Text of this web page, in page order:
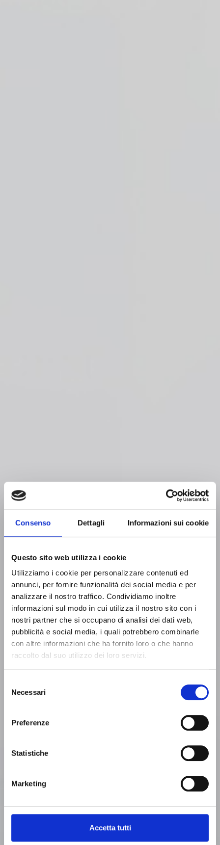
Consenso Dettagli Informazioni sui cookie
Questo sito web utilizza i cookie
Utilizziamo i cookie per personalizzare contenuti ed
annunci, per fornire funzionalità dei social media e per
analizzare il nostro traffico. Condividiamo inoltre
informazioni sul modo in cui utilizza il nostro sito con i
nostri partner che si occupano di analisi dei dati web,
pubblicità e social media, i quali potrebbero combinarle
con altre informazioni che ha fornito loro o che hanno
raccolto dal suo utilizzo dei loro servizi.
delNecessari
Preferenze
Statistiche
Marketing
Accetta tutti
Roll Screens
DYNASCALPER
The dynascalper is a high-precision roller screening
system using shaped profiles and wear-resistant
treatments for wood material separation. The unit
splits the flow into two or three fractions via
contaminants like plastic. This technology ensures a
material cleanliness with low energy consumption
and minimal maintenance.